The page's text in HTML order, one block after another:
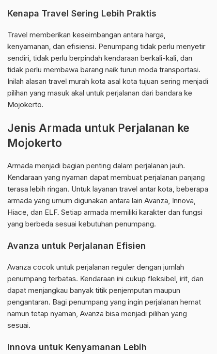
Kenapa Travel Sering Lebih Praktis
Travel memberikan keseimbangan antara harga,
kenyamanan, dan efisiensi. Penumpang tidak perlu menyetir
sendiri, tidak perlu berpindah kendaraan berkali-kali, dan
tidak perlu membawa barang naik turun moda transportasi.
Inilah alasan travel murah kota asal kota tujuan sering menjadi
pilihan yang masuk akal untuk perjalanan dari bandara ke
Mojokerto.
Jenis Armada untuk Perjalanan ke
Mojokerto
Armada menjadi bagian penting dalam perjalanan jauh.
Kendaraan yang nyaman dapat membuat perjalanan panjang
terasa lebih ringan. Untuk layanan travel antar kota, beberapa
armada yang umum digunakan antara lain Avanza, Innova,
Hiace, dan ELF. Setiap armada memiliki karakter dan fungsi
yang berbeda sesuai kebutuhan penumpang.
Avanza untuk Perjalanan Efisien
Avanza cocok untuk perjalanan reguler dengan jumlah
penumpang terbatas. Kendaraan ini cukup fleksibel, irit, dan
dapat menjangkau banyak titik penjemputan maupun
pengantaran. Bagi penumpang yang ingin perjalanan hemat
namun tetap nyaman, Avanza bisa menjadi pilihan yang
sesuai.
Innova untuk Kenyamanan Lebih